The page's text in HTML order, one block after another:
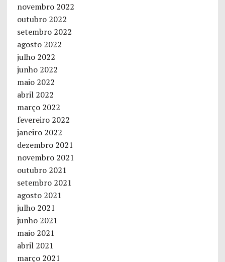
novembro 2022
outubro 2022
setembro 2022
agosto 2022
julho 2022
junho 2022
maio 2022
abril 2022
março 2022
fevereiro 2022
janeiro 2022
dezembro 2021
novembro 2021
outubro 2021
setembro 2021
agosto 2021
julho 2021
junho 2021
maio 2021
abril 2021
março 2021